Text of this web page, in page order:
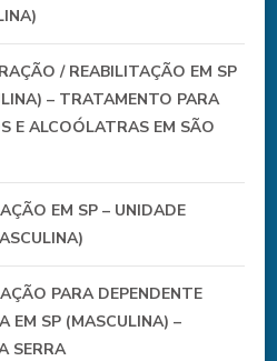
/ REABILITAÇÃO EM SP
– TRATAMENTO PARA
E ALCOÓLATRAS EM SÃO
EM SP – UNIDADE
PARA DEPENDENTE
EM SP (MASCULINA) –
SERRA